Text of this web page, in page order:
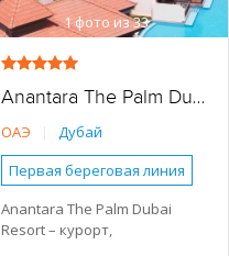
1фото из 33
Anantara The Palm Dubai Resort
ОАЭ
Дубай
Первая береговая линия
Наличие туристической
инфраструктуры рядом
Anantara The Palm Dubai
Resort – курорт,